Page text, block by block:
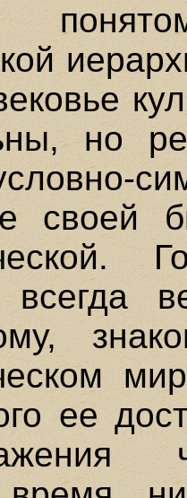
но
своей
всегда
ее